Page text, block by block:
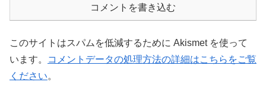
コメントを書き込む
このサイトはスパムを低減するために Akismet を使って
います。
コメントデータの処理方法の詳細はこちらをご覧
ください。